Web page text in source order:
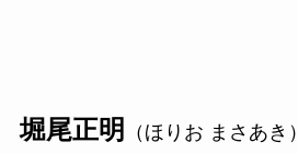
堀尾正明 （ほりお まさあき）